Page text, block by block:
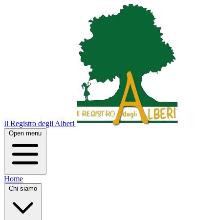
Il Registro degli Alberi
Open menu
Home
Chi siamo